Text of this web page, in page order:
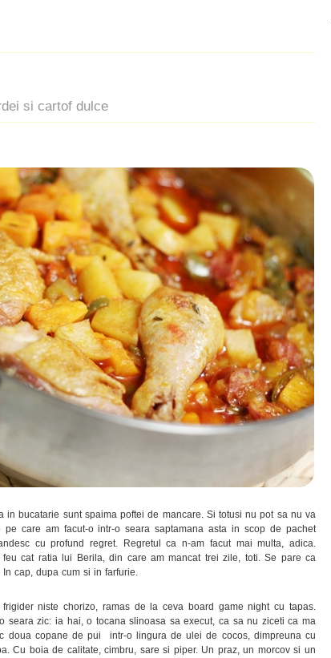
si cartof dulce
bucatarie sunt spaima poftei de mancare. Si totusi nu pot sa nu va
pe care am facut-o intr-o seara saptamana asta in scop de pachet
cu profund regret. Regretul ca n-am facut mai multa, adica.
cat ratia lui Berila, din care am mancat trei zile, toti. Se pare ca
cap, dupa cum si in farfurie.
niste chorizo, ramas de la ceva board game night cu tapas.
seara zic: ia hai, o tocana slinoasa sa execut, ca sa nu ziceti ca ma
doua copane de pui intr-o lingura de ulei de cocos, dimpreuna cu
Cu boia de calitate, cimbru, sare si piper. Un praz, un morcov si un